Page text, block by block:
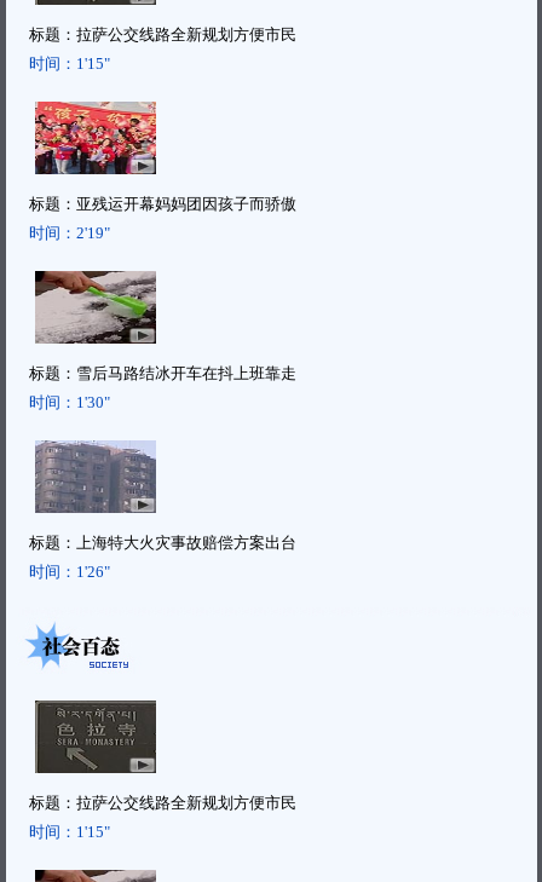
标题： 拉萨公交线路全新规划方便市民
时间： 1'15"
标题： 亚残运开幕妈妈团因孩子而骄傲
时间： 2'19"
标题： 雪后马路结冰开车在抖上班靠走
时间： 1'30"
标题： 上海特大火灾事故赔偿方案出台
时间： 1'26"
标题： 拉萨公交线路全新规划方便市民
时间： 1'15"